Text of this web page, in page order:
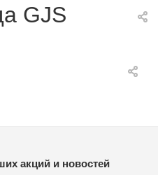
GJS
акций и новостей